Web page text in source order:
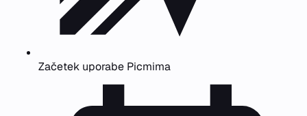
Začetek uporabe Picmima